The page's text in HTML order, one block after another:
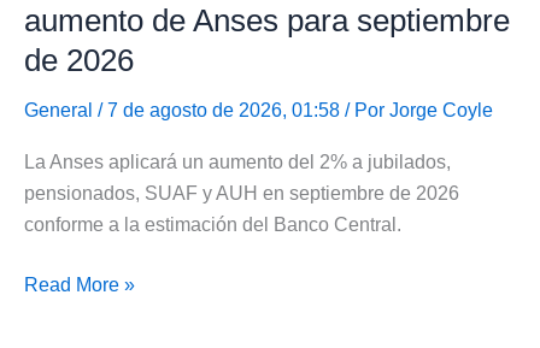
Tarjeta
Alimentar
y
en
agosto
aumento de Anses para septiembre
de 2026
General / 7 de agosto de 2026, 01:58 / Por Jorge Coyle
La Anses aplicará un aumento del 2% a jubilados,
pensionados, SUAF y AUH en septiembre de 2026
conforme a la estimación del Banco Central.
Banco
Read More »